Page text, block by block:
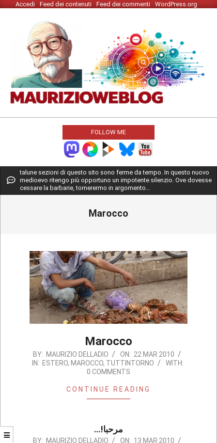
Skip Accedi Feed dei contenuti Feed dei commenti WordPress.org
MAURIZIO
WEBLOG
FOLLOW ME
Primary
Navigation
Menu
talune sezioni di questo sito sono ferme da tempo. In questo nuovo
medioevo ritengo più opportuno un impotente silenzio. Ove dovesse
cessare la barbarie, tornerermo in argomento...
Marocco
Marocco
2010-
03-
BY: MAURIZIO DELLADIO ON: 22 MAR 2010
IN: ESTERO, MAROCCO, TUTTINTORNO
WITH:
0 COMMENTS
CONTINUE READING
…!مرحبا
2010-
BY: MAURIZIO DELLADIO ON: 13 MAR 2010